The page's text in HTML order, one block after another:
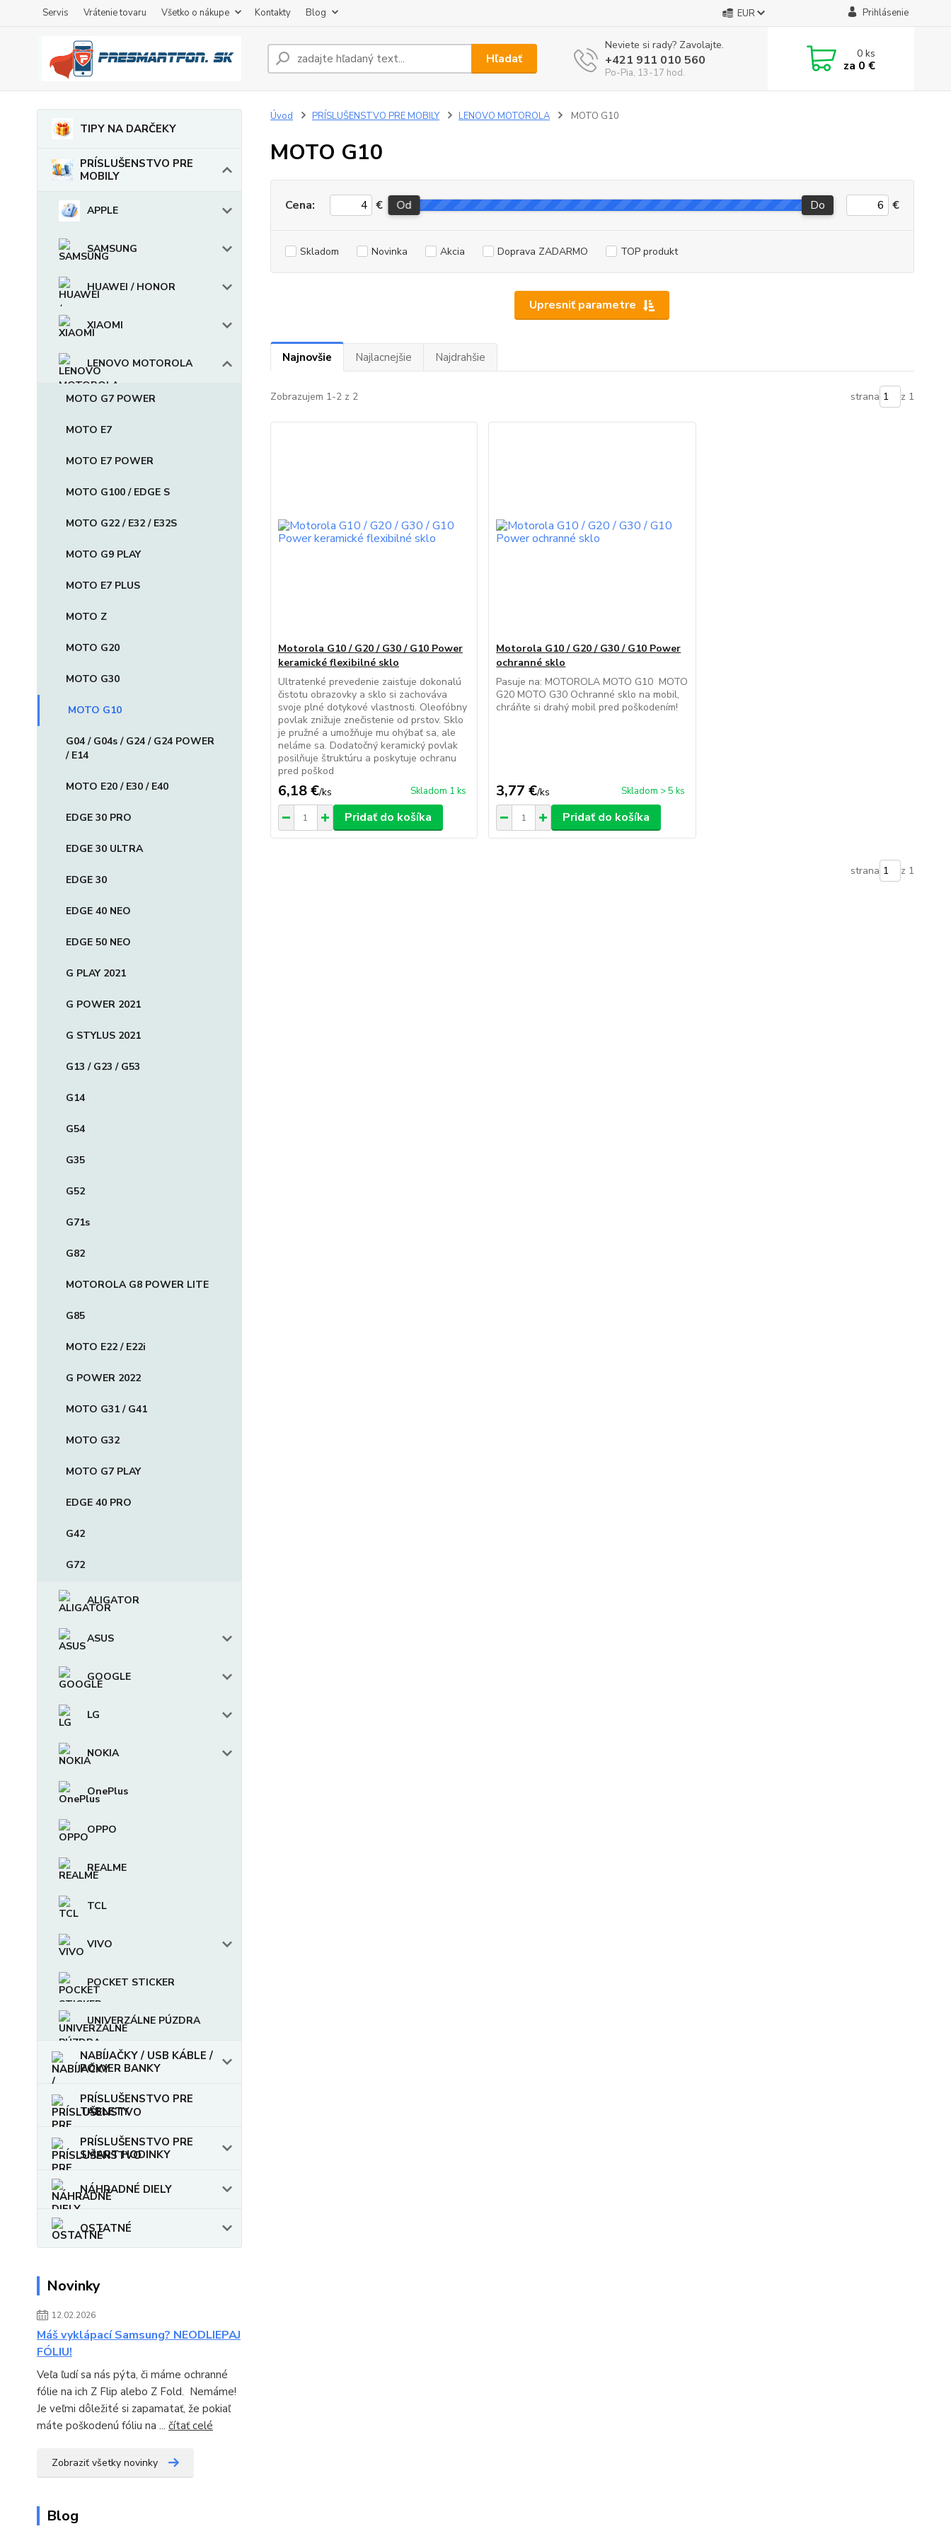
Servis Vrátenie tovaru Všetko o nákupe Kontakty Blog EUR Prihlásenie
Hľadať
Neviete si rady? Zavolajte.
+421 911 010 560
Po-Pia, 13-17 hod.
0ks
za 0 €
TIPY NA DARČEKY
PRÍSLUŠENSTVO PRE
MOBILY
APPLE
SAMSUNG
HUAWEI / HONOR
XIAOMI
LENOVO MOTOROLA
MOTO G7 POWER
MOTO E7
MOTO E7 POWER
MOTO G100 / EDGE S
MOTO G22 / E32 / E32S
MOTO G9 PLAY
MOTO E7 PLUS
MOTO Z
MOTO G20
MOTO G30
MOTO G10
G04 / G04s / G24 / G24 POWER
/ E14
MOTO E20 / E30 / E40
EDGE 30 PRO
EDGE 30 ULTRA
EDGE 30
EDGE 40 NEO
EDGE 50 NEO
G PLAY 2021
G POWER 2021
G STYLUS 2021
G13 / G23 / G53
G14
G54
G35
G52
G71s
G82
MOTOROLA G8 POWER LITE
G85
MOTO E22 / E22i
G POWER 2022
MOTO G31 / G41
MOTO G32
MOTO G7 PLAY
EDGE 40 PRO
G42
G72
ALIGATOR
ASUS
GOOGLE
LG
NOKIA
OnePlus
OPPO
REALME
TCL
VIVO
POCKET STICKER
UNIVERZÁLNE PÚZDRA
NABÍJAČKY / USB KÁBLE /
POWER BANKY
PRÍSLUŠENSTVO PRE
TABLETY
PRÍSLUŠENSTVO PRE
SMART HODINKY
NÁHRADNÉ DIELY
OSTATNÉ
Novinky
12.02.2026
Máš vyklápací Samsung? NEODLIEPAJ
FÓLIU!
Veľa ľudí sa nás pýta, či máme ochranné
fólie na ich Z Flip alebo Z Fold. Nemáme!
Je veľmi dôležité si zapamatať, že pokiaľ
máte poškodenú fóliu na ... čítať celé
Zobraziť všetky novinky
Blog
Úvod PRÍSLUŠENSTVO PRE MOBILY LENOVO MOTOROLA MOTO G10
MOTO G10
Upresniť parametre
Cena: € Od Do €
Skladom Novinka Akcia Doprava ZADARMO TOP produkt
Najnovšie Najlacnejšie Najdrahšie
Zobrazujem 1-2 z 2 strana z 1
Motorola G10 / G20 / G30 / G10 Power
keramické flexibilné sklo
Ultratenké prevedenie zaisťuje dokonalú
čistotu obrazovky a sklo si zachováva
svoje plné dotykové vlastnosti. Oleofóbny
povlak znižuje znečistenie od prstov. Sklo
je pružné a umožňuje mu ohýbať sa, ale
neláme sa. Dodatočný keramický povlak
posilňuje štruktúru a poskytuje ochranu
pred poškod
6,18 €/ks Skladom 1 ks
Pridať do košíka
Motorola G10 / G20 / G30 / G10 Power
ochranné sklo
Pasuje na: MOTOROLA MOTO G10 MOTO
G20 MOTO G30 Ochranné sklo na mobil,
chráňte si drahý mobil pred poškodením!
3,77 €/ks Skladom > 5 ks
Pridať do košíka
strana z 1